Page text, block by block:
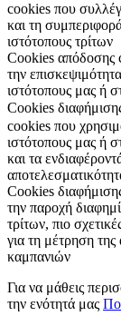
cookies που
και τη
ιστότοπους τρίτων
Cookies απόδοσης
την
ιστότοπους μας ή
Cookies
cookies που
ιστότοπους μας ή
και τα
Cookies
την παροχή
τρίτων, πιο
για τη μέτρηση
καμπανιών
Για να μάθεις
την ενότητά μας